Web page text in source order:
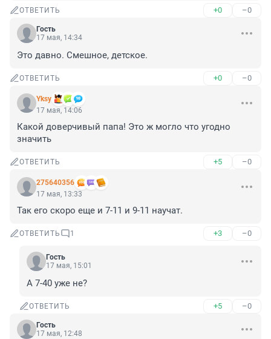
ОТВЕТИТЬ +0 –0
Гость
17 мая, 14:34
Это давно. Смешное, детское.
ОТВЕТИТЬ +0 –0
Yksy
17 мая, 14:06
Какой доверчивый папа! Это ж могло что угодно
значить
ОТВЕТИТЬ +5 –0
275640356
17 мая, 13:33
Так его скоро еще и 7-11 и 9-11 научат.
ОТВЕТИТЬ 1 +3 –0
Гость
17 мая, 15:01
А 7-40 уже не?
ОТВЕТИТЬ +5 –0
Гость
17 мая, 12:48